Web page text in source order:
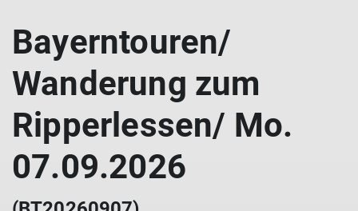
Bayerntouren/
Wanderung zum
Ripperlessen/ Mo.
07.09.2026